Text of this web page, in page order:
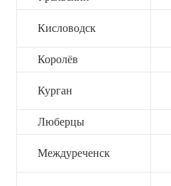
Кисловодск
Королёв
Курган
Люберцы
Междуреченск